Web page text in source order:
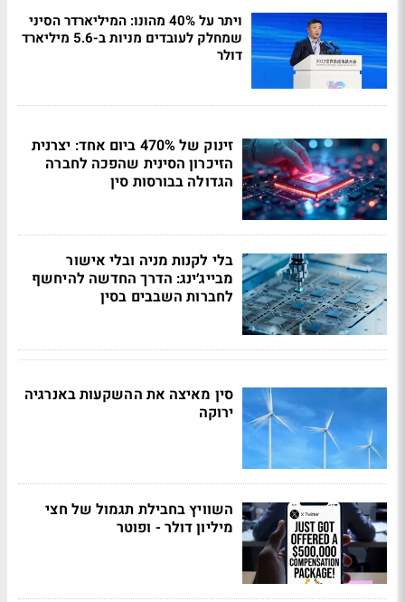
ויתר על 40% מהונו: המיליארדר הסיני
שמחלק לעובדים מניות ב-5.6 מיליארד
דולר
זינוק של 470% ביום אחד: יצרנית
הזיכרון הסינית שהפכה לחברה
הגדולה בבורסות סין
בלי לקנות מניה ובלי אישור
מבייג׳ינג: הדרך החדשה להיחשף
לחברות השבבים בסין
סין מאיצה את ההשקעות באנרגיה
ירוקה
השוויץ בחבילת תגמול של חצי
מיליון דולר - ופוטר